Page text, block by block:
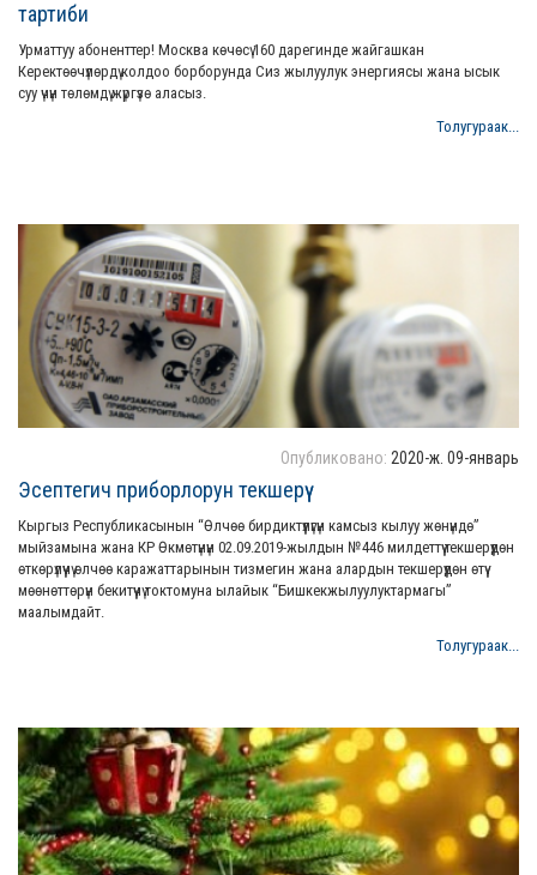
тартиби
Урматтуу абоненттер! Москва көчөсү 160 дарегинде жайгашкан
Керектөөчүлөрдү колдоо борборунда Сиз жылуулук энергиясы жана ысык
суу үчүн төлөмдү жүргүзө аласыз.
Толугураак...
Опубликовано: 2020-ж. 09-январь
Эсептегич приборлорун текшерүү
Кыргыз Республикасынын “Өлчөө бирдиктүүлүгүн камсыз кылуу жөнүндө”
мыйзамына жана КР Өкмөтүнүн 02.09.2019-жылдын №446 милдеттүү текшерүүдөн
өткөрүлүүчү өлчөө каражаттарынын тизмегин жана алардын текшерүүдөн өтүү
мөөнөттөрүн бекитүүчү токтомуна ылайык “Бишкекжылуулуктармагы”
маалымдайт.
Толугураак...